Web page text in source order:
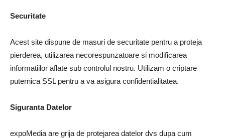
Securitate
Acest site dispune de masuri de securitate pentru a proteja
pierderea, utilizarea necorespunzatoare si modificarea
informatiilor aflate sub controlul nostru. Utilizam o criptare
puternica SSL pentru a va asigura confidentialitatea.
Siguranta Datelor
expoMedia are grija de protejarea datelor dvs dupa cum